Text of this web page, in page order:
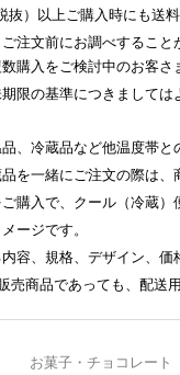
抜）以上ご購入時にも送
ご注文前にお調べすること
購入をご検討中のお客
限の基準につきましては
、冷蔵品など他温度帯と
を一緒にご注文の際は
購入で、クール（冷蔵）
ージです。
容、規格、デザイン、
売商品であっても、配送
お菓子・チョコレート